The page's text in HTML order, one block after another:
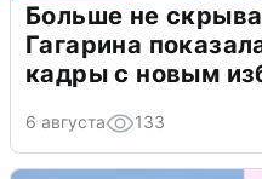
Больше не
Гагарина
кадры с новым
6 августа 133